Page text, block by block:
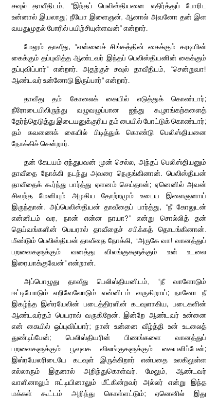
சவுல் தாவீதிடம், “இந்தப் பெலிஸ்தியனை எதிர்த்துப் போரிட
உன்னால் இயலாது; நீயோ இளைஞன், ஆனால் அவனோ தன் இள
வயதுமுதல் போரில் பயிற்சியுள்ளவன்” என்றார்.
மேலும் தாவீது, “என்னைச் சிங்கத்தின் கைக்கும் கரடியின்
கைக்கும் தப்புவித்த ஆண்டவர் இந்தப் பெலிஸ்தியனின் கைக்கும்
தப்புவிப்பார்” என்றார். அதற்குச் சவுல் தாவீதிடம், “சென்றுவா!
ஆண்டவர் உன்னோடு இருப்பார்” என்றார்.
தாவீது தம் கோலைக் கையில் எடுத்துக் கொண்டார்;
நீரோடையிலிருந்து வழுவழுப்பான ஐந்து கூழாங்கற்களைத்
தேர்ந்தெடுத்து இடையனுக்குரிய தம் பையில் போட்டுக் கொண்டார்;
தம் கவணைக் கையில் பிடித்துக் கொண்டு பெலிஸ்தியனை
நோக்கிச் சென்றார்.
தன் கேடயம் ஏந்துபவன் முன் செல்ல, அந்தப் பெலிஸ்தியனும்
தாவீதை நோக்கி நடந்து அவரை நெருங்கினான். பெலிஸ்தியன்
தாவீதைக் கூர்ந்து பார்த்து ஏளனம் செய்தான்; ஏனெனில் அவன்
சிவந்த மேனியும் அழகிய தோற்றமும் உடைய இளைஞனாய்
இருந்தான். அப்பெலிஸ்தியன் தாவீதைப் பார்த்து, “நீ கோலுடன்
என்னிடம் வர, நான் என்ன நாயா?” என்று சொல்லித் தன்
தெய்வங்களின் பெயரால் தாவீதைச் சபிக்கத் தொடங்கினான்.
மீண்டும் பெலிஸ்தியன் தாவீதை நோக்கி, “அருகே வா! வானத்துப்
பறவைகளுக்கும் வனத்து விலங்குகளுக்கும் உன் உடலை
இரையாக்குவேன்” என்றான்.
அப்பொழுது தாவீது பெலிஸ்தியனிடம், “நீ வாளோடும்
ஈட்டியோடும் எறிவேலோடும் என்னிடம் வருகிறாய்; நானோ நீ
இகழ்ந்த இஸ்ரயேலின் படைத்திரளின் கடவுளாகிய, படைகளின்
ஆண்டவர்தம் பெயரால் வருகிறேன். இன்றே ஆண்டவர் உன்னை
என் கையில் ஒப்புவிப்பார்; நான் உன்னை வீழ்த்தி உன் உடலைத்
துண்டிப்பேன்; பெலிஸ்தியரின் பிணங்களை வானத்துப்
பறவைகளுக்கும் பூவுலக விலங்குகளுக்கும் கையளிப்பேன்;
இஸ்ரயேலரிடையே கடவுள் இருக்கிறார் என்பதை உலகிலுள்ள
எல்லாரும் இதனால் அறிந்துகொள்வர். மேலும், ஆண்டவர்
வாளினாலும் ஈட்டியினாலும் மீட்கின்றவர் அல்லர் என்று இந்த
மக்கள் கூட்டம் அறிந்து கொள்ளட்டும்; ஏனெனில் இது